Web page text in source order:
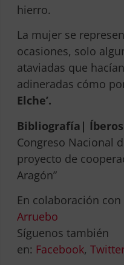
hierro.
La mujer se
ocasiones, solo
ataviadas que
adineradas cómo
Elche’.
Bibliografía|
Congreso Nacional
proyecto de
Aragón”
En colaboración
Arruebo
Síguenos también
en: Facebook,